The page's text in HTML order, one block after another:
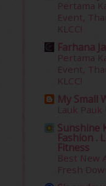
Pertama
Event,
KLCC!
Farhana
Pertama
Event,
KLCC!
My Small
Lauk
Sunshine
Fashion .
Fitness
Best New
Fresh